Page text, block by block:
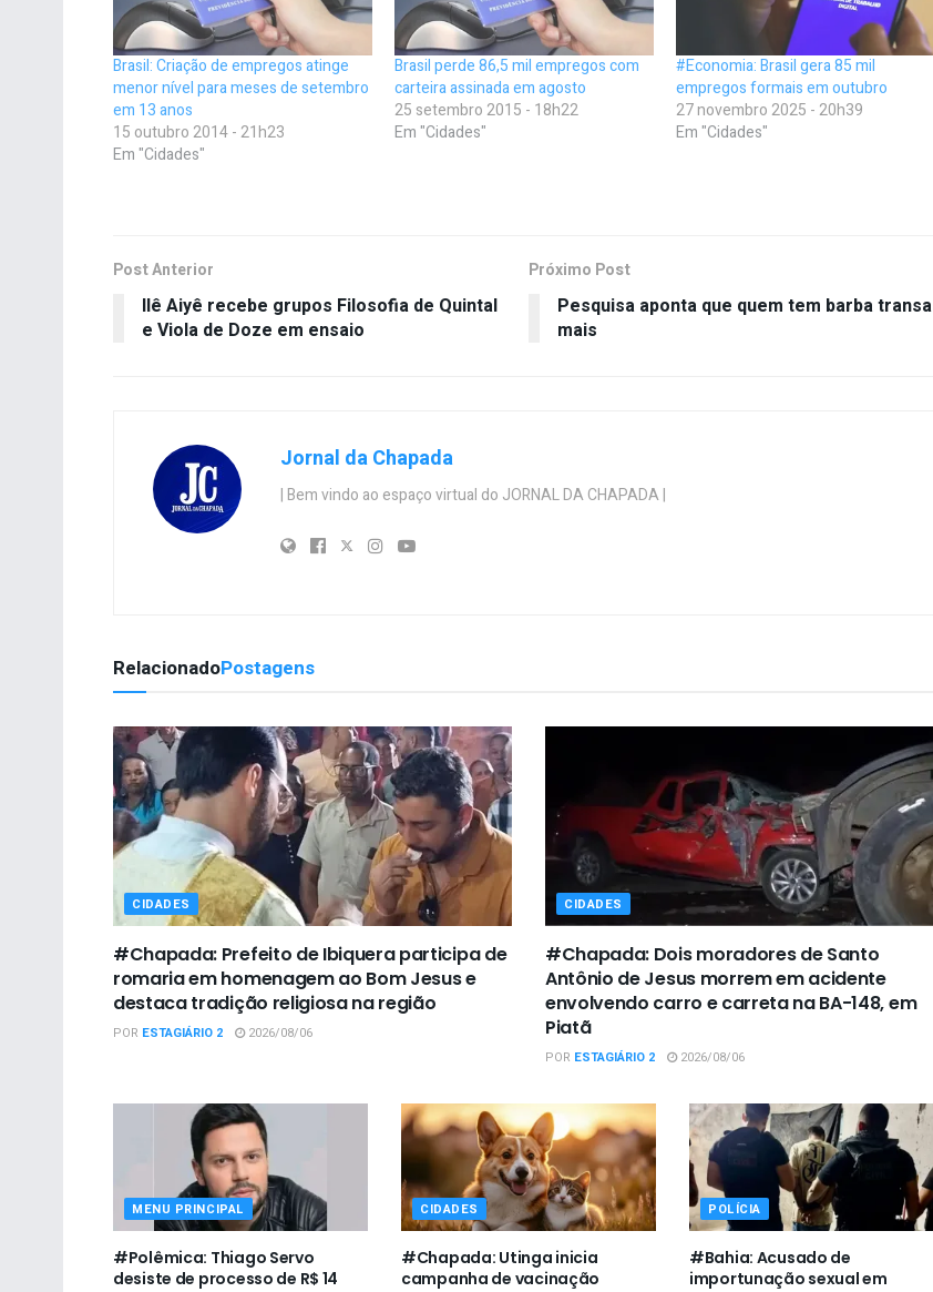
Brasil: Criação de empregos atinge
menor nível para meses de setembro
em 13 anos
15 outubro 2014 - 21h23
Em "Cidades"
Brasil perde 86,5 mil empregos com
carteira assinada em agosto
25 setembro 2015 - 18h22
Em "Cidades"
#Economia: Brasil gera 85 mil
empregos formais em outubro
27 novembro 2025 - 20h39
Em "Cidades"
Post Anterior
Ilê Aiyê recebe grupos Filosofia de Quintal
e Viola de Doze em ensaio
Próximo Post
Pesquisa aponta que quem tem barba transa
mais
Jornal da Chapada
| Bem vindo ao espaço virtual do JORNAL DA CHAPADA |
RelacionadoPostagens
CIDADES
#Chapada: Prefeito de Ibiquera participa de
romaria em homenagem ao Bom Jesus e
destaca tradição religiosa na região
POR ESTAGIÁRIO 2 2026/08/06
CIDADES
#Chapada: Dois moradores de Santo
Antônio de Jesus morrem em acidente
envolvendo carro e carreta na BA-148, em
Piatã
POR ESTAGIÁRIO 2 2026/08/06
MENU PRINCIPAL
#Polêmica: Thiago Servo
desiste de processo de R$ 14
CIDADES
#Chapada: Utinga inicia
campanha de vacinação
POLÍCIA
#Bahia: Acusado de
importunação sexual em